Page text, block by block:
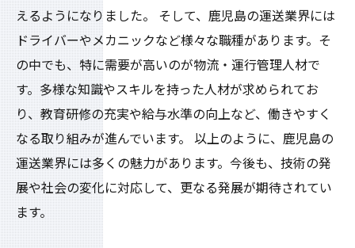
えるようになりました。 そして、鹿児島の運送業界には
ドライバーやメカニックなど様々な職種があります。そ
の中でも、特に需要が高いのが物流・運行管理人材で
す。多様な知識やスキルを持った人材が求められてお
り、教育研修の充実や給与水準の向上など、働きやすく
なる取り組みが進んでいます。 以上のように、鹿児島の
運送業界には多くの魅力があります。今後も、技術の発
展や社会の変化に対応して、更なる発展が期待されてい
ます。